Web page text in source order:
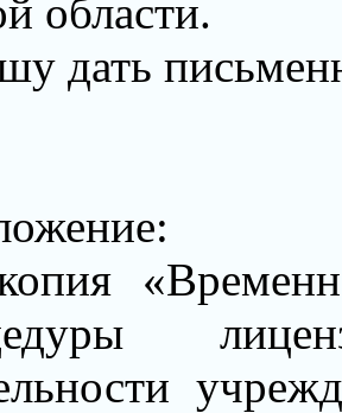
области.
дать